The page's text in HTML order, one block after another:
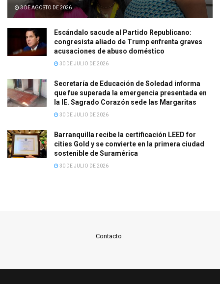
3 DE AGOSTO DE 2026
Escándalo sacude al Partido Republicano:
congresista aliado de Trump enfrenta graves
acusaciones de abuso doméstico
30 DE JULIO DE 2026
Secretaría de Educación de Soledad informa
que fue superada la emergencia presentada en
la IE. Sagrado Corazón sede las Margaritas
30 DE JULIO DE 2026
Barranquilla recibe la certificación LEED for
cities Gold y se convierte en la primera ciudad
sostenible de Suramérica
30 DE JULIO DE 2026
Contacto